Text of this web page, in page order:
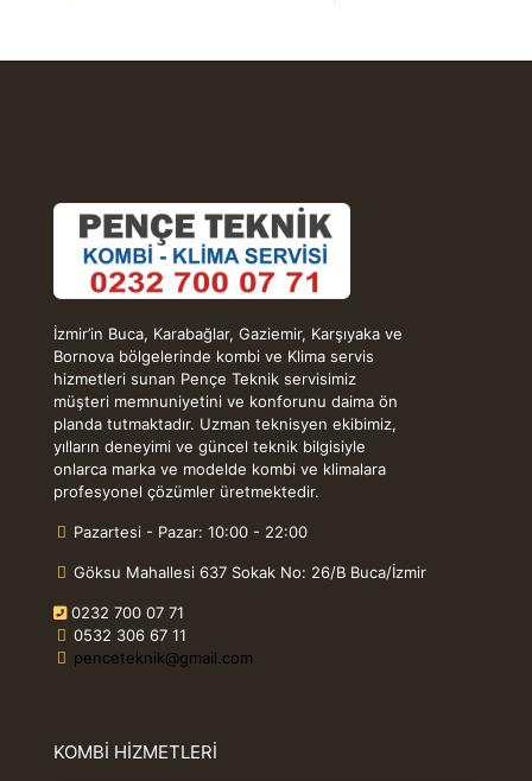
İzmir’in Buca, Karabağlar, Gaziemir, Karşıyaka ve
Bornova bölgelerinde kombi ve Klima servis
hizmetleri sunan Pençe Teknik servisimiz
müşteri memnuniyetini ve konforunu daima ön
planda tutmaktadır. Uzman teknisyen ekibimiz,
yılların deneyimi ve güncel teknik bilgisiyle
onlarca marka ve modelde kombi ve klimalara
profesyonel çözümler üretmektedir.
Pazartesi - Pazar: 10:00 - 22:00
Göksu Mahallesi 637 Sokak No: 26/B Buca/İzmir
0232 700 07 71
0532 306 67 11
penceteknik@gmail.com
KOMBİ HİZMETLERİ